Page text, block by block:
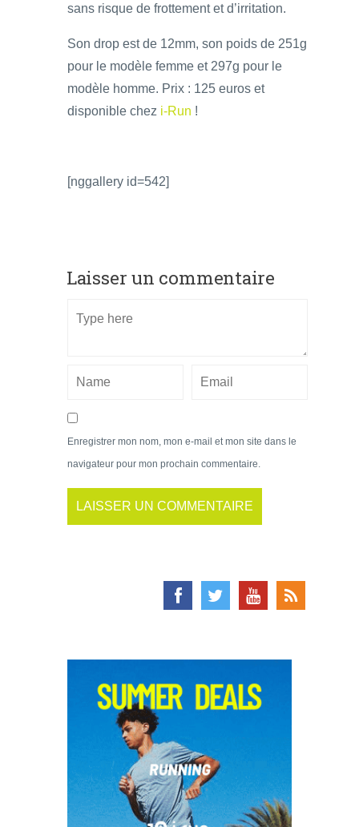
sans risque de frottement et d’irritation.
Son drop est de 12mm, son poids de 251g
pour le modèle femme et 297g pour le
modèle homme. Prix : 125 euros et
disponible chez i-Run !
[nggallery id=542]
Laisser un commentaire
Enregistrer mon nom, mon e-mail et mon site dans le
navigateur pour mon prochain commentaire.